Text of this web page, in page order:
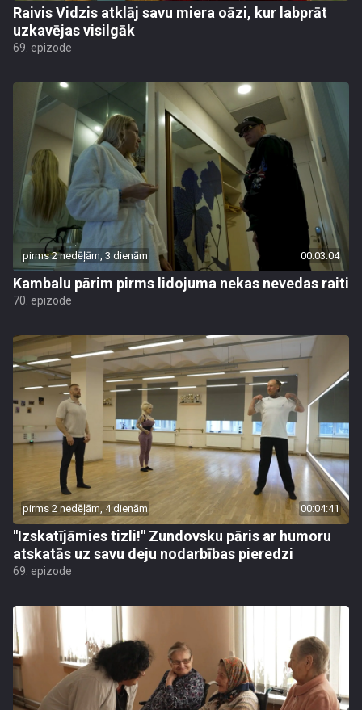
Raivis Vidzis atklāj savu miera oāzi, kur labprāt
uzkavējas visilgāk
69. epizode
pirms 2 nedēļām, 3 dienām 00:03:04
Kambalu pārim pirms lidojuma nekas nevedas raiti
70. epizode
pirms 2 nedēļām, 4 dienām 00:04:41
"Izskatījāmies tizli!" Zundovsku pāris ar humoru
atskatās uz savu deju nodarbības pieredzi
69. epizode